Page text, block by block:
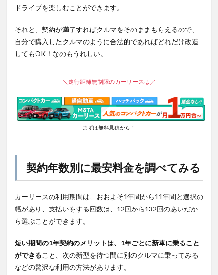
ドライブを楽しむことができます。
それと、契約が満了すればクルマをそのままもらえるので、
自分で購入したクルマのように合法的であればどれだけ改造
してもOK！なのもうれしい。
＼走行距離無制限のカーリースは／
まずは無料見積から！
契約年数別に最安料金を調べてみる
カーリースの利用期間は、おおよそ1年間から11年間と選択の
幅があり、支払いをする回数は、12回から132回のあいだか
ら選ぶことができます。
短い期間の1年契約のメリットは、1年ごとに新車に乗ること
ができること、次の新型を待つ間に別のクルマに乗ってみる
などの贅沢な利用の方法があります。